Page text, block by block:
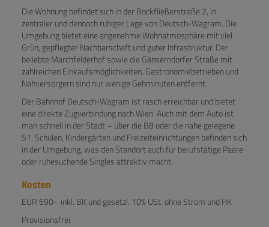
Die Wohnung befindet sich in der Bockfließerstraße 2, in
zentraler und dennoch ruhiger Lage von Deutsch-Wagram. Die
Umgebung bietet eine angenehme Wohnatmosphäre mit viel
Grün, gepflegter Nachbarschaft und guter Infrastruktur. Der
beliebte Marchfelderhof sowie die Gänserndorfer Straße mit
zahlreichen Einkaufsmöglichkeiten, Gastronomiebetrieben und
Nahversorgern sind nur wenige Gehminuten entfernt.
Der Bahnhof Deutsch-Wagram ist rasch erreichbar und bietet
eine direkte Zugverbindung nach Wien. Auch mit dem Auto ist
man schnell in der Stadt – über die B8 oder die nahe gelegene
S1. Schulen, Kindergärten und Freizeiteinrichtungen befinden sich
in der Umgebung, was den Standort auch für berufstätige Paare
oder ruhesuchende Singles attraktiv macht.
Kosten
EUR 690- inkl. BK und gesetzl. 10% USt. ohne Strom und HK
Provisionsfrei